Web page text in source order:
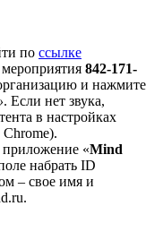
по ссылке
842-171-
и нажмите
. Если нет звука,
в настройках
Chrome).
приложение «Mind
набрать ID
– свое имя и